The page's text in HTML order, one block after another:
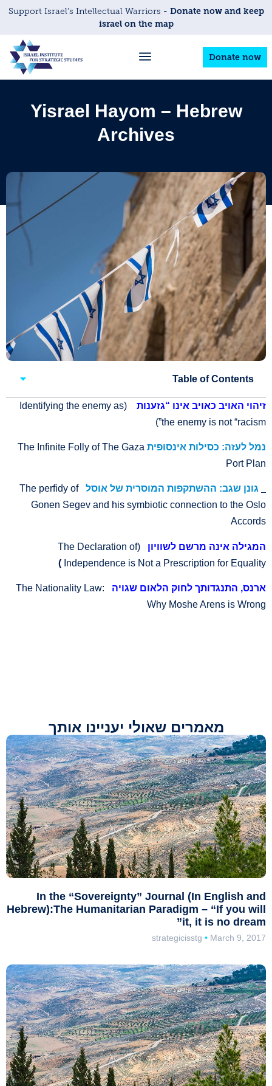
Support Israel’s Intellectual Warriors - Donate now and keep
israel on the map
Donate now
Yisrael Hayom – Hebrew
Archives
Table of Contents
זיהוי האויב כאויב אינו “גזענות
(Identifying the enemy as
the enemy is not “racism”)
נמל לעזה: כסילות אינסופית The Infinite Folly of The Gaza
Port Plan
גונן שגב: ההשתקפות המוסרית של אוסל
The perfidy of
Gonen Segev and his symbiotic connection to the Oslo
Accords
המגילה אינה מרשם לשוויון
(The Declaration of
Independence is Not a Prescription for Equality
)
ארנס, התנגדותך לחוק הלאום שגויה
The Nationality Law:
Why Moshe Arens is Wrong
מאמרים שאולי יעניינו אותך
In the “Sovereignty” Journal (In English and
Hebrew):The Humanitarian Paradigm – “If you will
it, it is no dream”
strategicisstg March 9, 2017